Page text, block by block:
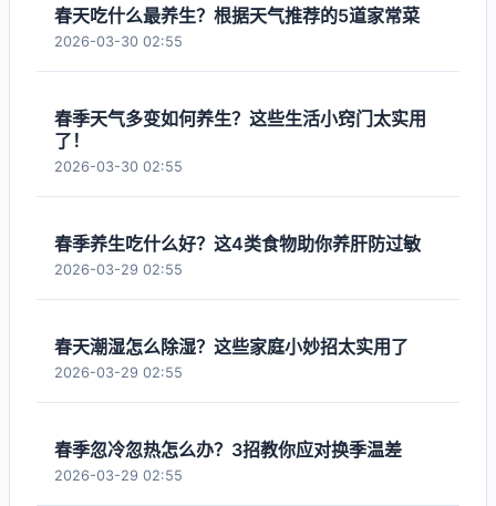
春天吃什么最养生？根据天气推荐的5道家常菜
2026-03-30 02:55
春季天气多变如何养生？这些生活小窍门太实用
了！
2026-03-30 02:55
春季养生吃什么好？这4类食物助你养肝防过敏
2026-03-29 02:55
春天潮湿怎么除湿？这些家庭小妙招太实用了
2026-03-29 02:55
春季忽冷忽热怎么办？3招教你应对换季温差
2026-03-29 02:55